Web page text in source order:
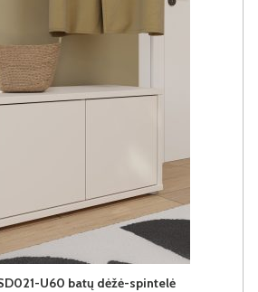
U60 batų dėžė-spintelė